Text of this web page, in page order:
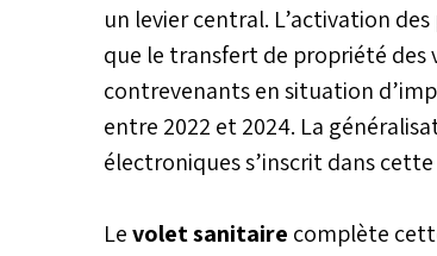
un levier central. L’activation
que le transfert de propriété
contrevenants en situation
entre 2022 et 2024. La
électroniques s’inscrit dans
Levolet sanitaire complète